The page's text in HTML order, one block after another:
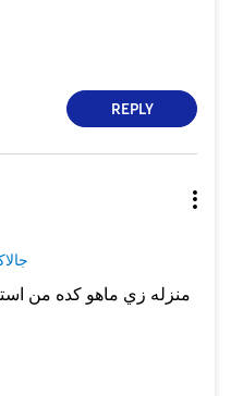
REPLY
منزله زي ماهو كده من